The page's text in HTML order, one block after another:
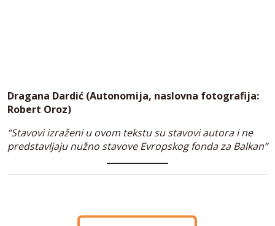
Dragana Dardić (Autonomija, naslovna fotografija:
Robert Oroz)
“Stavovi izraženi u ovom tekstu su stavovi autora i ne
predstavljaju nužno stavove Evropskog fonda za Balkan”